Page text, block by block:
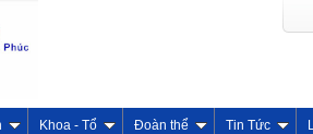
Khoa - Tổ Đoàn thể Tin Tức